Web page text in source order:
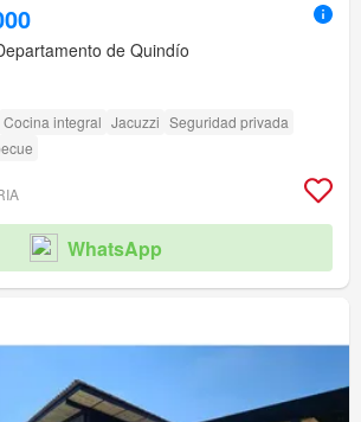
de Quindío
Cocina integral Jacuzzi Seguridad privada
WhatsApp